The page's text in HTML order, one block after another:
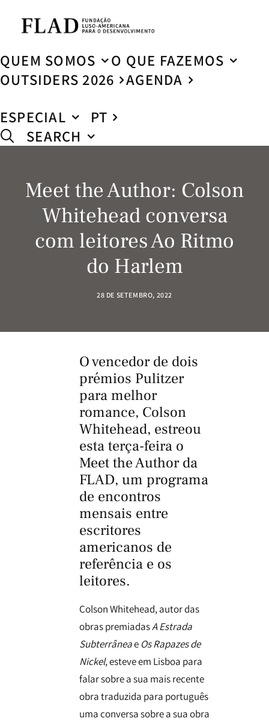
QUEM SOMOS
O QUE FAZEMOS
OUTSIDERS 2026
AGENDA
ESPECIAL
PT
SEARCH
Meet the Author: Colson
Whitehead conversa
com leitores Ao Ritmo
do Harlem
28 DE SETEMBRO, 2022
O vencedor de dois
prémios Pulitzer
para melhor
romance, Colson
Whitehead, estreou
esta terça-feira o
Meet the Author da
FLAD, um programa
de encontros
mensais entre
escritores
americanos de
referência e os
leitores.
Colson Whitehead, autor das
obras premiadasA Estrada
Subterrâneae Os Rapazes de
Nickel, esteve em Lisboa para
falar sobre a sua mais recente
obra traduzida para português
uma conversa sobre a sua obra